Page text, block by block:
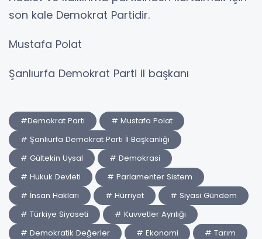
son kale Demokrat Partidir.
Mustafa Polat
Şanlıurfa Demokrat Parti il başkanı
#Demokrat Parti
# Mustafa Polat
# Şanlıurfa Demokrat Parti İl Başkanlığı
# Gültekin Uysal
# Demokrasi
# Hukuk Devleti
# Parlamenter Sistem
# İnsan Hakları
# Hürriyet
# Siyasi Gündem
# Türkiye Siyaseti
# Kuvvetler Ayrılığı
# Demokratik Değerler
# Ekonomi
# Tarım